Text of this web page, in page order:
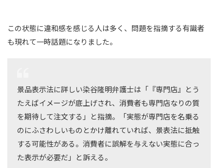
この状態に違和感を感じる人は多く、問題を指摘する有識者
も現れて一時話題になりました。
景品表示法に詳しい染谷隆明弁護士は「『専門店』とう
たえばイメージが底上げされ、消費者も専門店なりの質
を期待して注文する」と指摘。「実態が専門店を名乗る
のにふさわしいものとかけ離れていれば、景表法に抵触
する可能性がある。消費者に誤解を与えない実態に合っ
た表示が必要だ」と訴える。